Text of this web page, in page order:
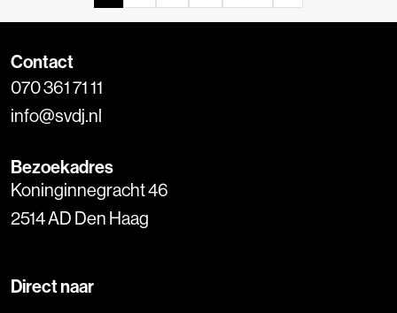
Contact
070 361 71 11
info@svdj.nl
Bezoekadres
Koninginnegracht 46
2514 AD Den Haag
Direct naar